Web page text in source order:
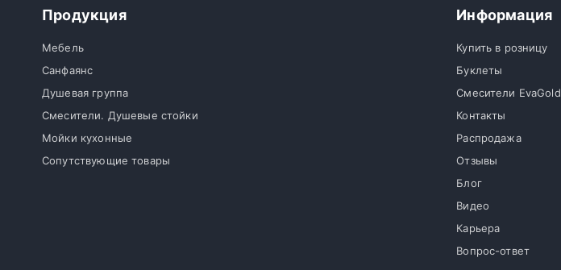
Продукция
Мебель
Санфаянс
Душевая группа
Смесители. Душевые стойки
Мойки кухонные
Сопутствующие товары
Информация
Купить в розницу
Буклеты
Смесители EvaGold
Контакты
Распродажа
Отзывы
Блог
Видео
Карьера
Вопрос-ответ